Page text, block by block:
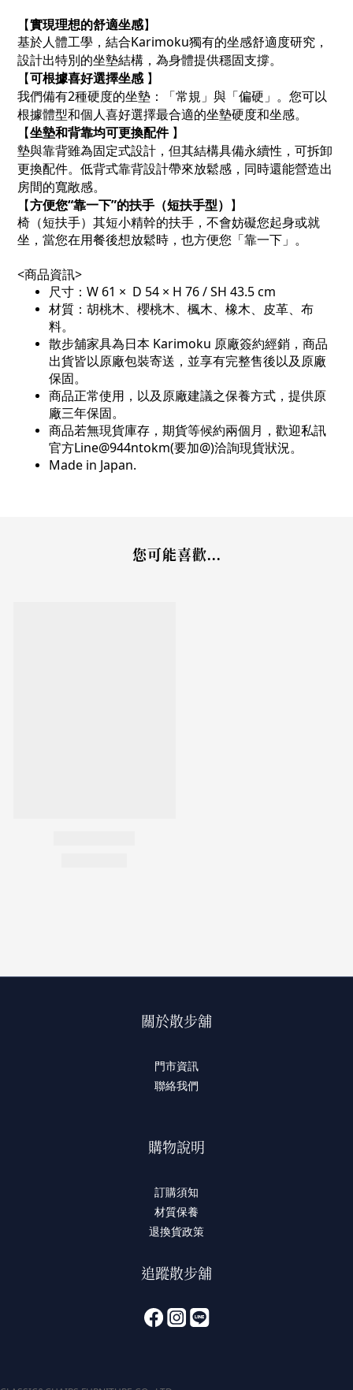
【實現理想的舒適坐感】
基於人體工學，結合Karimoku獨有的坐感舒適度研究，
設計出特別的坐墊結構，為身體提供穩固支撐。
【可根據喜好選擇坐感 】
我們備有2種硬度的坐墊：「常規」與「偏硬」。您可以
根據體型和個人喜好選擇最合適的坐墊硬度和坐感。
【坐墊和背靠均可更換配件 】
墊與靠背雖為固定式設計，但其結構具備永續性，可拆卸
更換配件。低背式靠背設計帶來放鬆感，同時還能營造出
房間的寬敞感。
【方便您“靠一下”的扶手（短扶手型） 】
椅（短扶手）其短小精幹的扶手，不會妨礙您起身或就
坐，當您在用餐後想放鬆時，也方便您「靠一下」。
<商品資訊>
尺寸：W 61 × D 54 × H 76 / SH 43.5 cm
材質：胡桃木、櫻桃木、楓木、橡木、皮革、布
料。
散步舖家具為日本 Karimoku 原廠簽約經銷，商品
出貨皆以原廠包裝寄送，並享有完整售後以及原廠
保固。
商品正常使用，以及原廠建議之保養方式，提供原
廠三年保固。
商品若無現貨庫存，期貨等候約兩個月，歡迎私訊
官方Line@944ntokm(要加@)洽詢現貨狀況。
Made in Japan.
您可能喜歡...
關於散步舖
門市資訊
聯絡我們
購物說明
訂購須知
材質保養
退換貨政策
追蹤散步舖